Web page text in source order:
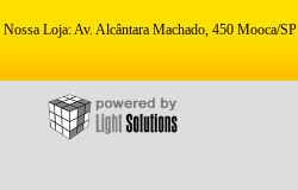
Nossa Loja: Av. Alcântara Machado, 450 Mooca/SP